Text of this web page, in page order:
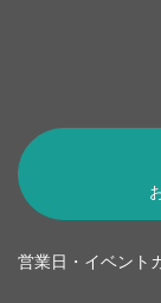
営業日・イベント